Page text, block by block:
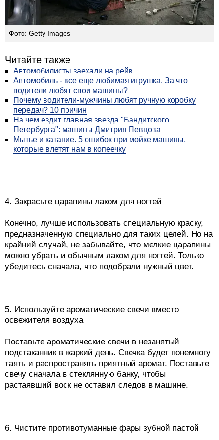
Фото: Getty Images
Читайте также
Автомобилисты заехали на рейв
Автомобиль - все еще любимая игрушка. За что
водители любят свои машины?
Почему водители-мужчины любят ручную коробку
передач? 10 причин
На чем ездит главная звезда "Бандитского
Петербурга": машины Дмитрия Певцова
Мытье и катание. 5 ошибок при мойке машины,
которые влетят нам в копеечку
4. Закрасьте царапины лаком для ногтей
Конечно, лучше использовать специальную краску,
предназначенную специально для таких целей. Но на
крайний случай, не забывайте, что мелкие царапины
можно убрать и обычным лаком для ногтей. Только
убедитесь сначала, что подобрали нужный цвет.
5. Используйте ароматические свечи вместо
освежителя воздуха
Поставьте ароматические свечи в незанятый
подстаканник в жаркий день. Свечка будет понемногу
таять и распространять приятный аромат. Поставьте
свечу сначала в стеклянную банку, чтобы
растаявший воск не оставил следов в машине.
6. Чистите противотуманные фары зубной пастой